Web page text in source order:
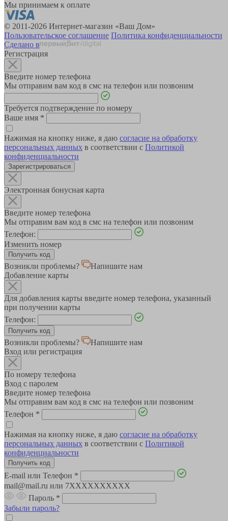
Мы принимаем к оплате
© 2011-2026 Интернет-магазин «Ваш Дом»
Пользовательское соглашение Политика конфиденциальности
Сделано в
Регистрация
Введите номер телефона
Мы отправим вам код в смс на телефон или позвоним
Требуется подтверждение по номеру
Ваше имя *
Нажимая на кнопку ниже, я даю согласие на обработку
персональных данных в соответствии с Политикой
конфиденциальности
Зарегистрироваться
Электронная бонусная карта
Введите номер телефона
Мы отправим вам код в смс на телефон или позвоним
Телефон:
Изменить номер
Возникли проблемы?
Напишите нам
Добавление карты
Для добавления карты введите номер телефона, указанный
при получении карты
Телефон:
Возникли проблемы?
Напишите нам
Вход или регистрация
По номеру телефона
Вход с паролем
Введите номер телефона
Мы отправим вам код в смс на телефон или позвоним
Телефон *
Нажимая на кнопку ниже, я даю согласие на обработку
персональных данных в соответствии с Политикой
конфиденциальности
E-mail или Телефон *
mail@mail.ru или 7XXXXXXXXXX
Пароль *
Забыли пароль?